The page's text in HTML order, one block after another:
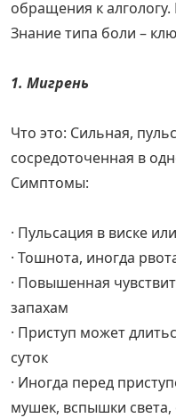
обращения к
Знание типа боли –
1. Мигрень
Что это: Сильная,
сосредоточенная в
Симптомы:
· Пульсация в виске
· Тошнота, иногда
· Повышенная
запахам
· Приступ может
суток
· Иногда перед
мушек, вспышки